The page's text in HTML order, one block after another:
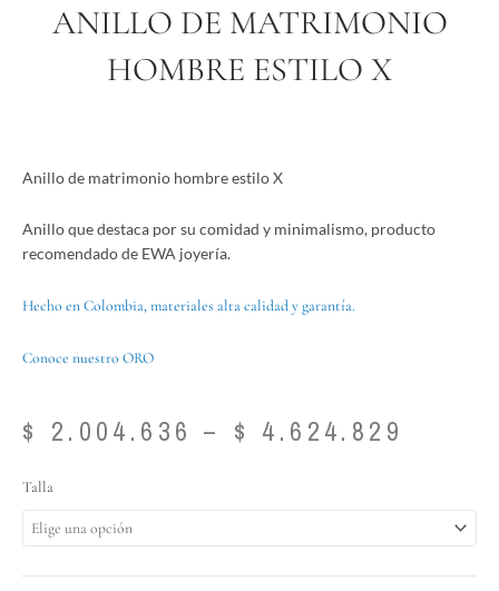
ANILLO DE MATRIMONIO
HOMBRE ESTILO X
Anillo de matrimonio hombre estilo X
Anillo que destaca por su comidad y minimalismo, producto
recomendado de EWA joyería.
Hecho en Colombia, materiales alta calidad y garantía.
Conoce nuestro ORO
$ 2.004.636 – $ 4.624.829
$
Talla
Anillo
de
matrimonio
estilo